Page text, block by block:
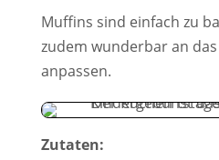
Muffins sind einfach zu
zudem wunderbar an
anpassen.
Zutaten: